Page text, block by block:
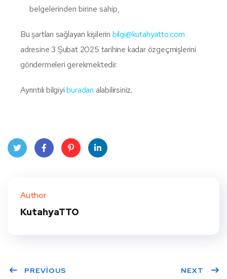
belgelerinden birine sahip,
Bu şartları sağlayan kişilerin bilgi@kutahyatto.com
adresine 3 Şubat 2025 tarihine kadar özgeçmişlerini
göndermeleri gerekmektedir.
Ayrıntılı bilgiyiburadan alabilirsiniz.
t
Author
KutahyaTTO
PREVIOUS NEXT